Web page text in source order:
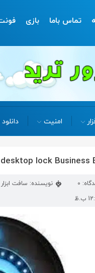
تماس باما بازی
امنیت
0 نویسنده: سافت ابزار